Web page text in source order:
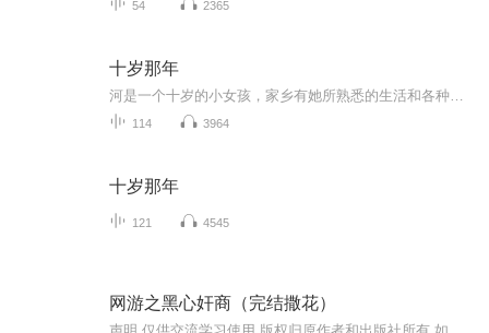
54 2365
十岁那年
114 3964
十岁那年
121 4545
网游之黑心奸商（完结撒花）